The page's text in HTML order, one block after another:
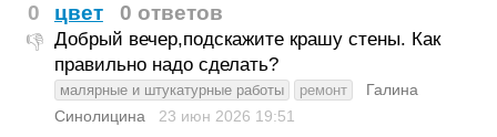
0
👎
цвет
0 ответов
Добрый вечер,подскажите крашу стены. Как
правильно надо сделать?
малярные и штукатурные работы ремонт
Галина
Синолицина
23 июн 2026 19:51